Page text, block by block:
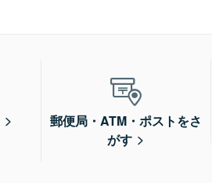
郵便局・ATM・ポストをさ
がす